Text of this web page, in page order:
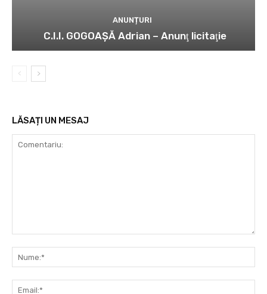
ANUNȚURI
C.I.I. GOGOAŞĂ Adrian – Anunţ licitaţie
LĂSAȚI UN MESAJ